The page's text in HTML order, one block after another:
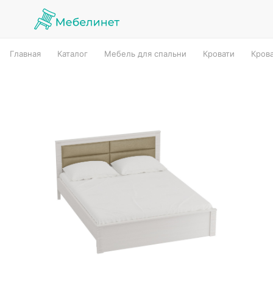
Главная Каталог Мебель для спальни Кровати